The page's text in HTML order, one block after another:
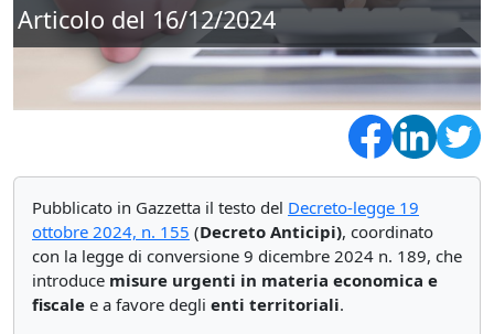
Articolo del 16/12/2024
Pubblicato in Gazzetta il testo del Decreto-legge 19
ottobre 2024, n. 155 (Decreto Anticipi), coordinato
con la legge di conversione 9 dicembre 2024 n. 189, che
introduce misure urgenti in materia economica e
fiscale e a favore degli enti territoriali.